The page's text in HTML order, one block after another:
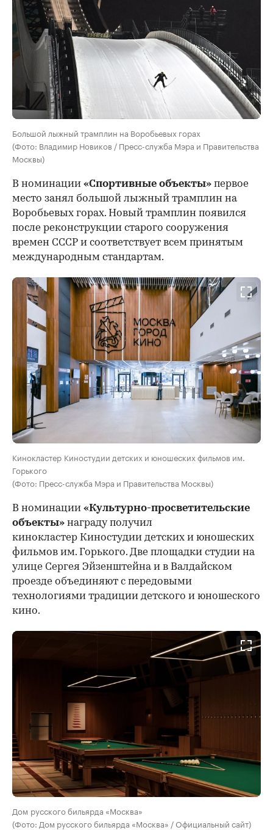
Большой лыжный трамплин на Воробьевых горах
(Фото: Владимир Новиков / Пресс-служба Мэра и Правительства
Москвы)
В номинации «Спортивные объекты» первое
место занял большой лыжный трамплин на
Воробьевых горах. Новый трамплин появился
после реконструкции старого сооружения
времен СССР и соответствует всем принятым
международным стандартам.
Кинокластер Киностудии детских и юношеских фильмов им.
Горького
(Фото: Пресс-служба Мэра и Правительства Москвы)
В номинации «Культурно-просветительские
объекты» награду получил
кинокластер Киностудии детских и юношеских
фильмов им. Горького. Две площадки студии на
улице Сергея Эйзенштейна и в Валдайском
проезде объединяют с передовыми
технологиями традиции детского и юношеского
кино.
Дом русского бильярда «Москва»
(Фото: Дом русского бильярда «Москва» / Официальный сайт)